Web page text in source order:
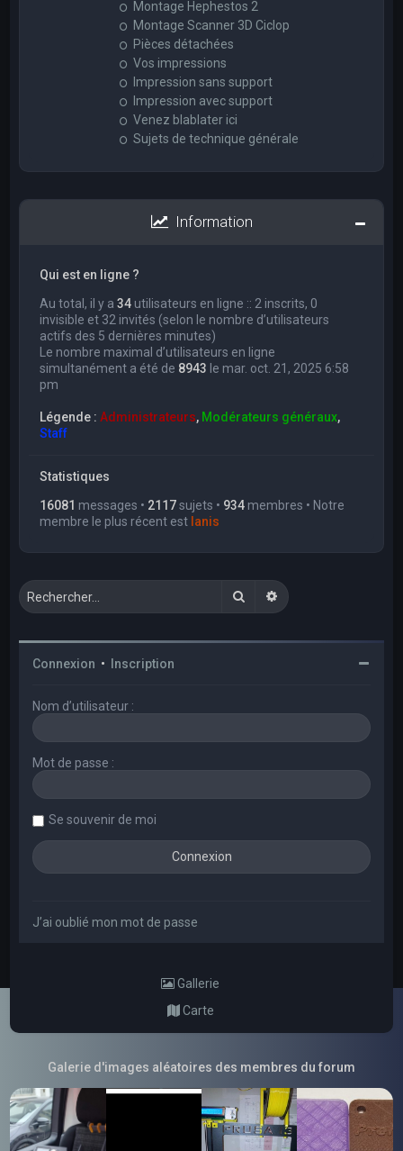
Montage Hephestos 2
Montage Scanner 3D Ciclop
Pièces détachées
Vos impressions
Impression sans support
Impression avec support
Venez blablater ici
Sujets de technique générale
Information
Qui est en ligne ?
Au total, il y a34 utilisateurs en ligne :: 2 inscrits, 0
invisible et 32 invités (selon le nombre d’utilisateurs
actifs des 5 dernières minutes)
Le nombre maximal d’utilisateurs en ligne
simultanément a été de 8943 le mar. oct. 21, 2025 6:58
pm
Légende :Administrateurs, Modérateurs généraux,
Staff
Statistiques
16081 messages • 2117sujets • 934 membres • Notre
membre le plus récent est Ianis
RechercherRecherche avancée
Connexion • Inscription
Nom d’utilisateur :
Mot de passe :
Se souvenir de moi
J’ai oublié mon mot de passe
Gallerie
Carte
Galerie d'images aléatoires des membres du forum